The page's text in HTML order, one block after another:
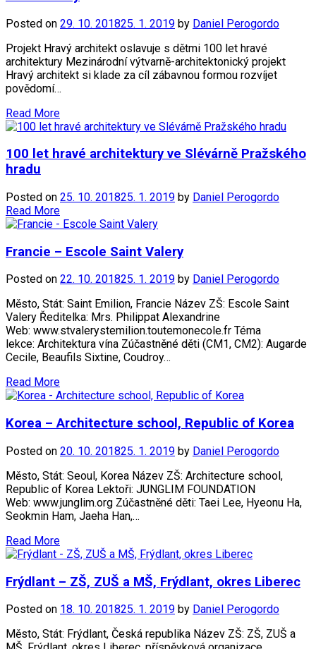
Posted on 29. 10. 201825. 1. 2019 by Daniel Perogordo
Projekt Hravý architekt oslavuje s dětmi 100 let hravé
architektury Mezinárodní výtvarně-architektonický projekt
Hravý architekt si klade za cíl zábavnou formou rozvíjet
povědomí…
Read More
100 let hravé architektury ve Slévárně Pražského
hradu
Posted on 25. 10. 201825. 1. 2019 by Daniel Perogordo
Read More
Francie – Escole Saint Valery
Posted on 22. 10. 201825. 1. 2019 by Daniel Perogordo
Město, Stát: Saint Emilion, Francie Název ZŠ: Escole Saint
Valery Ředitelka: Mrs. Philippat Alexandrine
Web: www.stvalerystemilion.toutemonecole.fr Téma
lekce: Architektura vína Zúčastněné děti (CM1, CM2): Augarde
Cecile, Beaufils Sixtine, Coudroy…
Read More
Korea – Architecture school, Republic of Korea
Posted on 20. 10. 201825. 1. 2019 by Daniel Perogordo
Město, Stát: Seoul, Korea Název ZŠ: Architecture school,
Republic of Korea Lektoři: JUNGLIM FOUNDATION
Web: www.junglim.org Zúčastněné děti: Taei Lee, Hyeonu Ha,
Seokmin Ham, Jaeha Han,…
Read More
Frýdlant – ZŠ, ZUŠ a MŠ, Frýdlant, okres Liberec
Posted on 18. 10. 201825. 1. 2019 by Daniel Perogordo
Město, Stát: Frýdlant, Česká republika Název ZŠ: ZŠ, ZUŠ a